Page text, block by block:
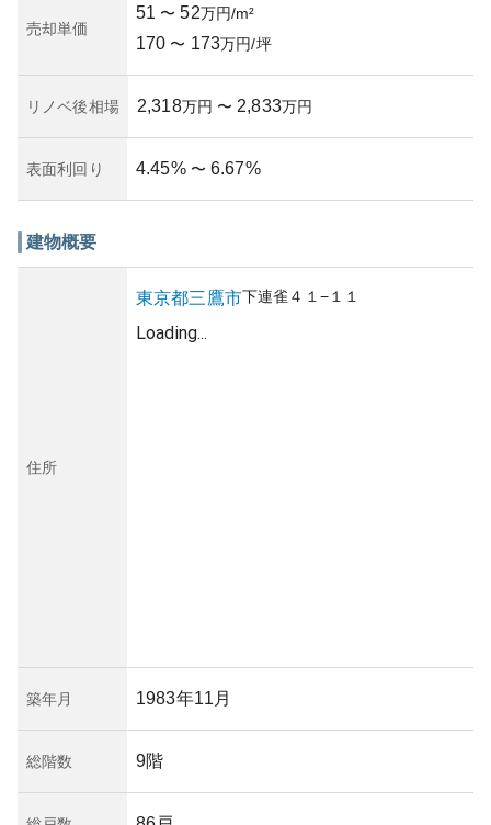
と資産性においてバランスの取れたマンションと言えま
売却単価
51 〜 52万円/m²
170 〜 173万円/坪
リノベ後相場 2,318万円 〜 2,833万円
表面利回り 4.45% 〜 6.67%
建物概要
住所
東京都三鷹市下連雀 ４１−１１
Loading...
築年月 1983年11月
総階数 9階